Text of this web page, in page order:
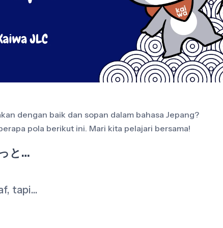
dengan baik dan sopan dalam bahasa Jepang?
pola berikut ini. Mari kita pelajari bersama!
と…
tapi…